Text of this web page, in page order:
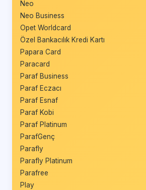
Neo
Neo Business
Opet Worldcard
Özel Bankacılık Kredi Kartı
Papara Card
Paracard
Paraf Business
Paraf Eczacı
Paraf Esnaf
Paraf Kobi
Paraf Platinum
ParafGenç
Parafly
Parafly Platinum
Parafree
Play